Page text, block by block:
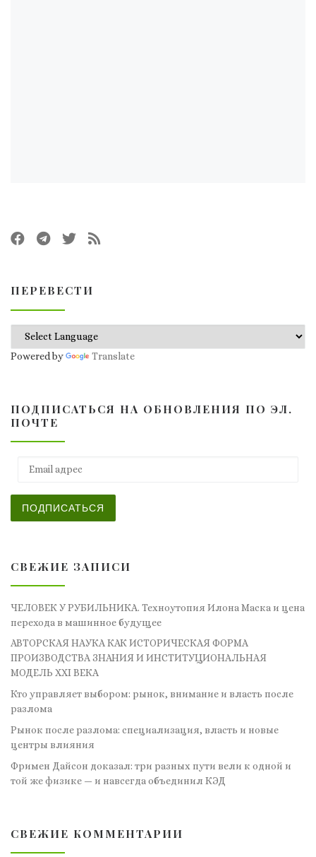
ПЕРЕВЕСТИ
Powered by Translate
ПОДПИСАТЬСЯ НА ОБНОВЛЕНИЯ ПО ЭЛ.
ПОЧТЕ
ПОДПИСАТЬСЯ
СВЕЖИЕ ЗАПИСИ
ЧЕЛОВЕК У РУБИЛЬНИКА. Техноутопия Илона Маска и цена
перехода в машинное будущее
АВТОРСКАЯ НАУКА КАК ИСТОРИЧЕСКАЯ ФОРМА
ПРОИЗВОДСТВА ЗНАНИЯ И ИНСТИТУЦИОНАЛЬНАЯ
МОДЕЛЬ XXI ВЕКА
Кто управляет выбором: рынок, внимание и власть после
разлома
Рынок после разлома: специализация, власть и новые
центры влияния
Фримен Дайсон доказал: три разных пути вели к одной и
той же физике — и навсегда объединил КЭД
СВЕЖИЕ КОММЕНТАРИИ